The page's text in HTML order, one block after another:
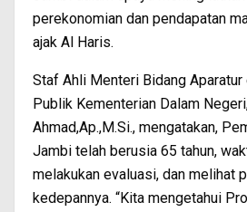
perekonomian dan pendapatan
ajak Al Haris.
Staf Ahli Menteri Bidang Aparatur
Publik Kementerian Dalam
Ahmad,Ap.,M.Si., mengatakan,
Jambi telah berusia 65 tahun,
melakukan evaluasi, dan melihat
kedepannya. “Kita mengetahui